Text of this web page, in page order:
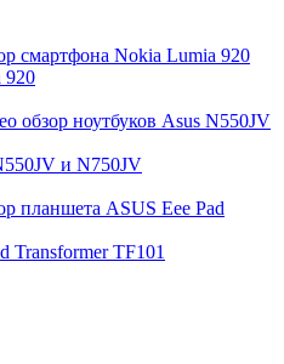
920
и N750JV
Transformer TF101